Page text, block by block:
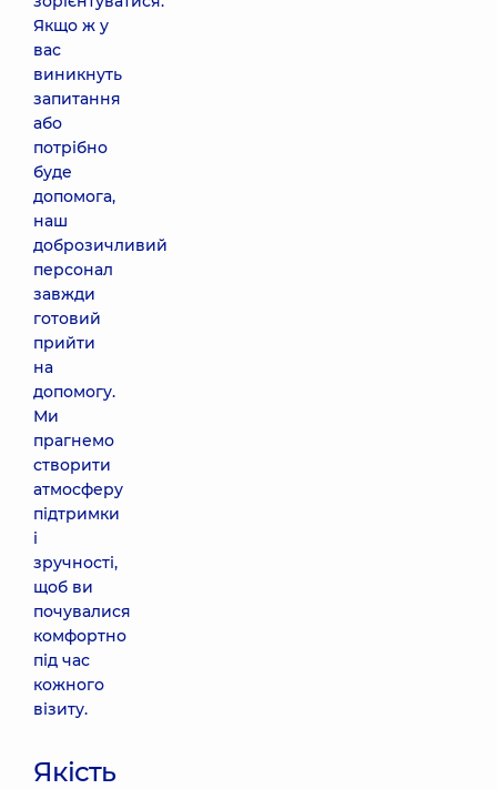
Якщо ж у
вас
виникнуть
запитання
або
потрібно
буде
допомога,
наш
доброзичливий
персонал
завжди
готовий
прийти
на
допомогу.
Ми
прагнемо
створити
атмосферу
підтримки
і
зручності,
щоб ви
почувалися
комфортно
під час
кожного
візиту.
Якість